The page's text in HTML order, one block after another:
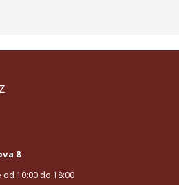
8
od 10:00 do 18:00